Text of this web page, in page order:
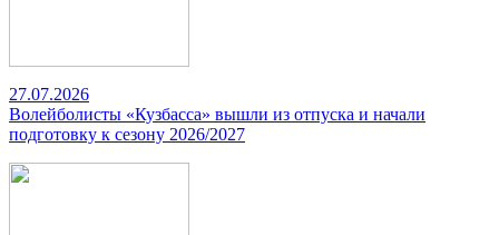
27.07.2026
Волейболисты «Кузбасса» вышли из отпуска и начали
подготовку к сезону 2026/2027